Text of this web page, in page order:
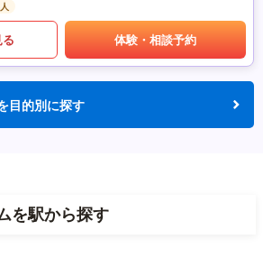
体験・相談予約
目的別に探す
を駅から探す